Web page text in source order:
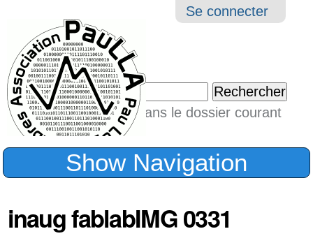
Outils
Se connecter
Chercher par
Seulement dans le dossier courant
Recherche
Show Navigation
inaug fablabIMG 0331